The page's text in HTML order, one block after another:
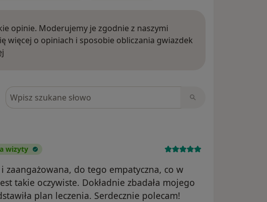
opinie. Moderujemy je zgodnie z naszymi
więcej o opiniach i sposobie obliczania gwiazdek
Szukaj w opiniach
wizyty
zaangażowana, do tego empatyczna, co w
takie oczywiste. Dokładnie zbadała mojego
plan leczenia. Serdecznie polecam!